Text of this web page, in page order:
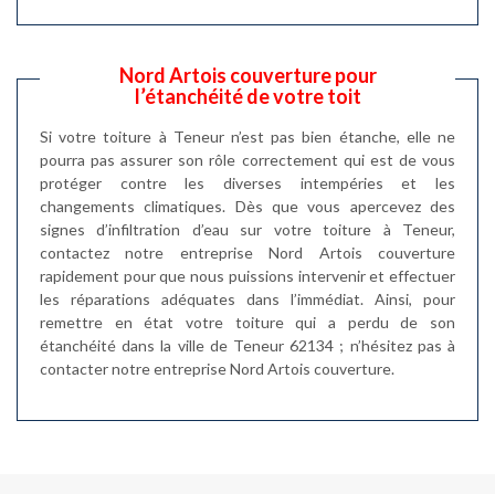
Nord Artois couverture pour
l’étanchéité de votre toit
Si votre toiture à Teneur n’est pas bien étanche, elle ne
pourra pas assurer son rôle correctement qui est de vous
protéger contre les diverses intempéries et les
changements climatiques. Dès que vous apercevez des
signes d’infiltration d’eau sur votre toiture à Teneur,
contactez notre entreprise Nord Artois couverture
rapidement pour que nous puissions intervenir et effectuer
les réparations adéquates dans l’immédiat. Ainsi, pour
remettre en état votre toiture qui a perdu de son
étanchéité dans la ville de Teneur 62134 ; n’hésitez pas à
contacter notre entreprise Nord Artois couverture.